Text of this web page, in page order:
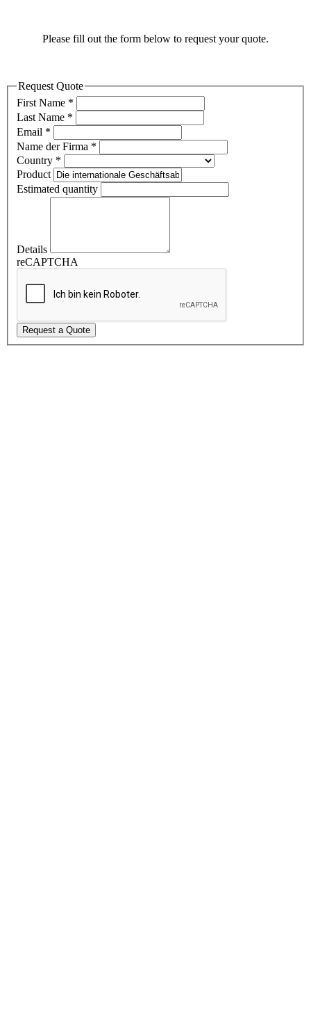
Please fill out the form below to request your quote.
Request Quote
First Name *
Last Name *
Email *
Name der Firma *
Country *
Product
Estimated quantity
Details
reCAPTCHA
Request a Quote